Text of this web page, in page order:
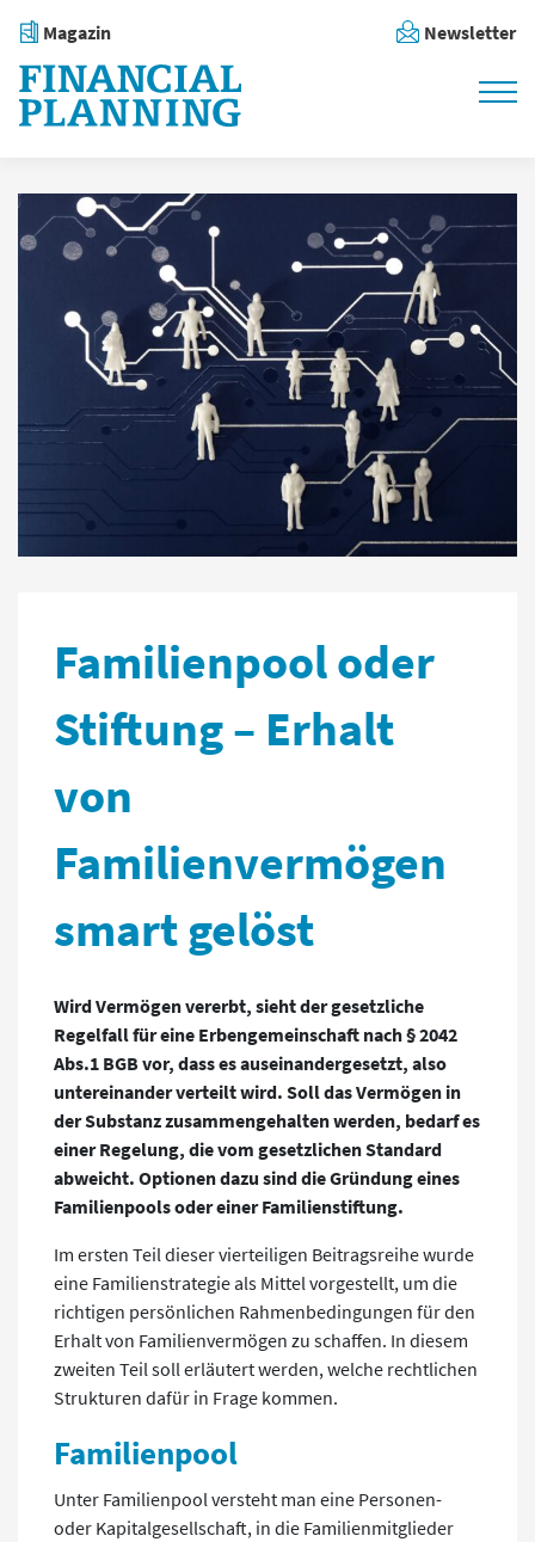
Magazin Newsletter
Familienpool oder
Stiftung – Erhalt
von
Familienvermögen
smart gelöst
Wird Vermögen vererbt, sieht der gesetzliche
Regelfall für eine Erbengemeinschaft nach § 2042
Abs.1 BGB vor, dass es auseinandergesetzt, also
untereinander verteilt wird. Soll das Vermögen in
der Substanz zusammengehalten werden, bedarf es
einer Regelung, die vom gesetzlichen Standard
abweicht. Optionen dazu sind die Gründung eines
Familienpools oder einer Familienstiftung.
Im ersten Teil dieser vierteiligen Beitragsreihe wurde
eine Familienstrategie als Mittel vorgestellt, um die
richtigen persönlichen Rahmenbedingungen für den
Erhalt von Familienvermögen zu schaffen. In diesem
zweiten Teil soll erläutert werden, welche rechtlichen
Strukturen dafür in Frage kommen.
Familienpool
Unter Familienpool versteht man eine Personen-
oder Kapitalgesellschaft, in die Familienmitglieder